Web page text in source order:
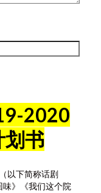
2020
划书
以下简称话剧
》《我们这个院